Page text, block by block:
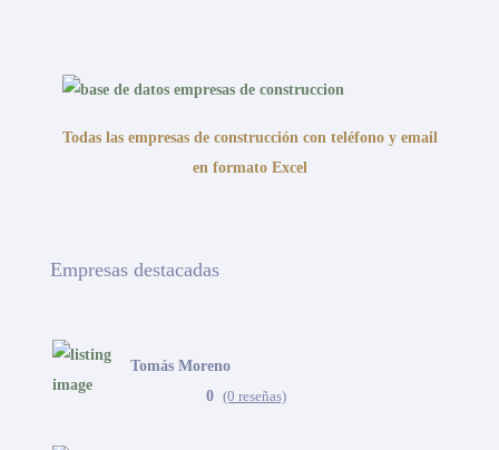
Todas las empresas de construcción con teléfono y email
en formato Excel
Empresas destacadas
Tomás Moreno
0 (0 reseñas)